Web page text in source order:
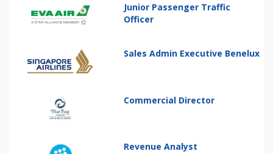
Junior Passenger Traffic
Officer
Sales Admin Executive Benelux
Commercial Director
Revenue Analyst